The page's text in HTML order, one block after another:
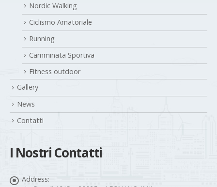
Nordic Walking
Ciclismo Amatoriale
Running
Camminata Sportiva
Fitness outdoor
Gallery
News
Contatti
I Nostri Contatti
Address: